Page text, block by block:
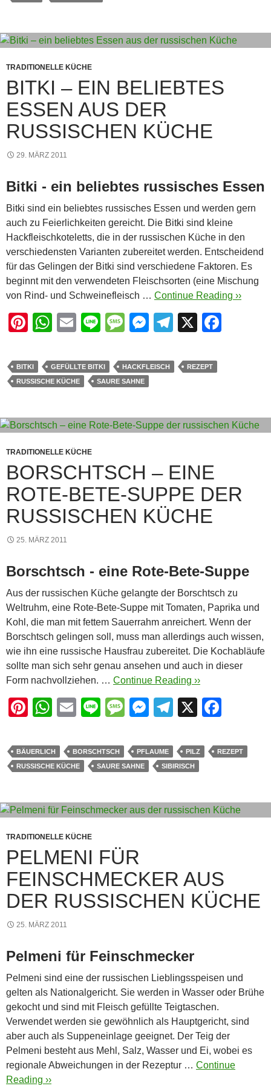
p
p
e
g
er
m
o
o
TRADITIONELLE KÜCHE
BITKI – EIN BELIEBTES
ESSEN AUS DER
RUSSISCHEN KÜCHE
29. MÄRZ 2011
Bitki - ein beliebtes russisches Essen
Bitki sind ein beliebtes russisches Essen und werden gern
auch zu Feierlichkeiten gereicht. Die Bitki sind kleine
Hackfleischkoteletts, die in der russischen Küche in den
verschiedensten Varianten zubereitet werden. Entscheidend
für das Gelingen der Bitki sind verschiedene Faktoren. Es
beginnt mit den verwendeten Fleischsorten (eine Mischung
von Rind- und Schweinefleisch … Continue Reading ››
Pi
er
e
W
at
s
p
p
E
ail
Li
e
M
ss
a
e
M
ss
g
er
T
e
m
X
o
o
BITKI GEFÜLLTE BITKI HACKFLEISCH
REZEPT
RUSSISCHE KÜCHE
SAURE SAHNE
TRADITIONELLE KÜCHE
BORSCHTSCH – EINE
ROTE-BETE-SUPPE DER
RUSSISCHEN KÜCHE
25. MÄRZ 2011
Borschtsch - eine Rote-Bete-Suppe
Aus der russischen Küche gelangte der Borschtsch zu
Weltruhm, eine Rote-Bete-Suppe mit Tomaten, Paprika und
Kohl, die man mit fettem Sauerrahm anreichert. Wenn der
Borschtsch gelingen soll, muss man allerdings auch wissen,
wie ihn eine russische Hausfrau zubereitet. Die Kochabläufe
sollte man sich sehr genau ansehen und auch in dieser
Form nachvollziehen. … Continue Reading ››
Pi
er
e
W
at
s
p
p
E
ail
Li
e
M
ss
a
e
M
ss
e
g
er
T
e
gr
m
X
c
o
o
BÄUERLICH BORSCHTSCH PFLAUME PILZ
REZEPT
RUSSISCHE KÜCHE
SAURE SAHNE SIBIRISCH
TRADITIONELLE KÜCHE
PELMENI FÜR
FEINSCHMECKER AUS
DER RUSSISCHEN KÜCHE
25. MÄRZ 2011
Pelmeni für Feinschmecker
Pelmeni sind eine der russischen Lieblingsspeisen und
gelten als Nationalgericht. Sie werden in Wasser oder Brühe
gekocht und sind mit Fleisch gefüllte Teigtaschen.
Verwendet werden sie gewöhnlich als Hauptgericht, sind
aber auch als Suppeneinlage geeignet. Der Teig der
Pelmeni besteht aus Mehl, Salz, Wasser und Ei, wobei es
regionale Abweichungen in der Rezeptur … Continue
Reading ››